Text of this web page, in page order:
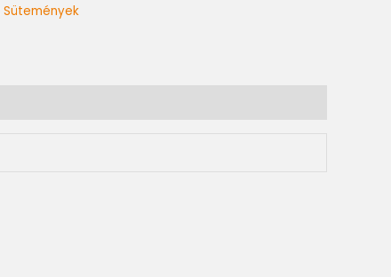
Sütemények